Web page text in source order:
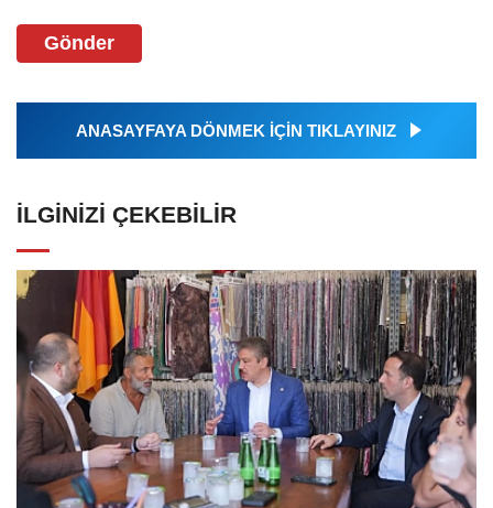
Gönder
ANASAYFAYA DÖNMEK İÇİN TIKLAYINIZ
İLGINIZI ÇEKEBILIR